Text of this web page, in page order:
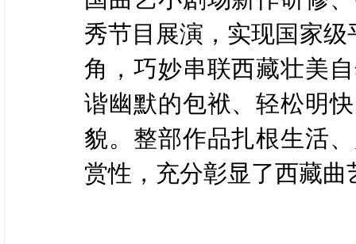
秀节目展演，实现国家
角，巧妙串联西藏壮美
谐幽默的包袱、轻松明
貌。整部作品扎根生活
赏性，充分彰显了西藏